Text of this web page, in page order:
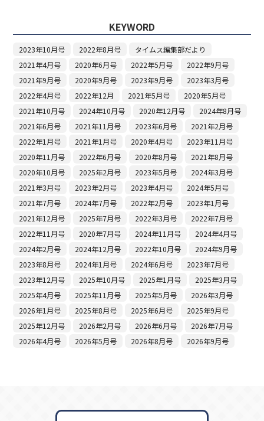
KEYWORD
2023年10月号 2022年8月号
タイムス編集部だより
2021年4月号
2020年6月号 2022年5月号
2022年9月号
2021年9月号
2020年9月号 2023年9月号
2023年3月号
2022年4月号
2022年12月 2021年5月号
2020年5月号
2021年10月号
2024年10月号 2020年12月号
2024年8月号
2021年6月号
2021年11月号 2023年6月号
2021年2月号
2022年1月号
2021年1月号 2020年4月号
2023年11月号
2020年11月号
2022年6月号 2020年8月号
2021年8月号
2020年10月号
2025年2月号 2023年5月号
2024年3月号
2021年3月号
2023年2月号 2023年4月号
2024年5月号
2021年7月号
2024年7月号 2022年2月号
2023年1月号
2021年12月号
2025年7月号 2022年3月号
2022年7月号
2022年11月号
2020年7月号 2024年11月号
2024年4月号
2024年2月号
2024年12月号 2022年10月号
2024年9月号
2023年8月号
2024年1月号 2024年6月号
2023年7月号
2023年12月号
2025年10月号 2025年1月号
2025年3月号
2025年4月号
2025年11月号 2025年5月号
2026年3月号
2026年1月号
2025年8月号 2025年6月号
2025年9月号
2025年12月号
2026年2月号 2026年6月号
2026年7月号
2026年4月号
2026年5月号 2026年8月号 2026年9月号